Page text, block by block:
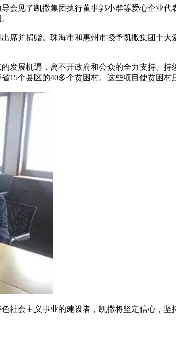
会见了凯撒集团执行董事郭小群等爱心企业
席并捐赠。珠海市和惠州市授予凯撒集团十
发展机遇，离不开政府和公众的全力支持。
个县区的40多个贫困村。这些项目使贫困村
社会主义事业的建设者，凯撒将坚定信心，